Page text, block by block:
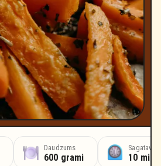
Daudzums
600 grami 10